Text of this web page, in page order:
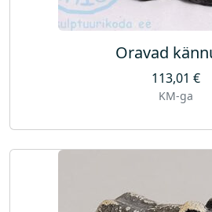
Oravad
113,01 €
KM-ga